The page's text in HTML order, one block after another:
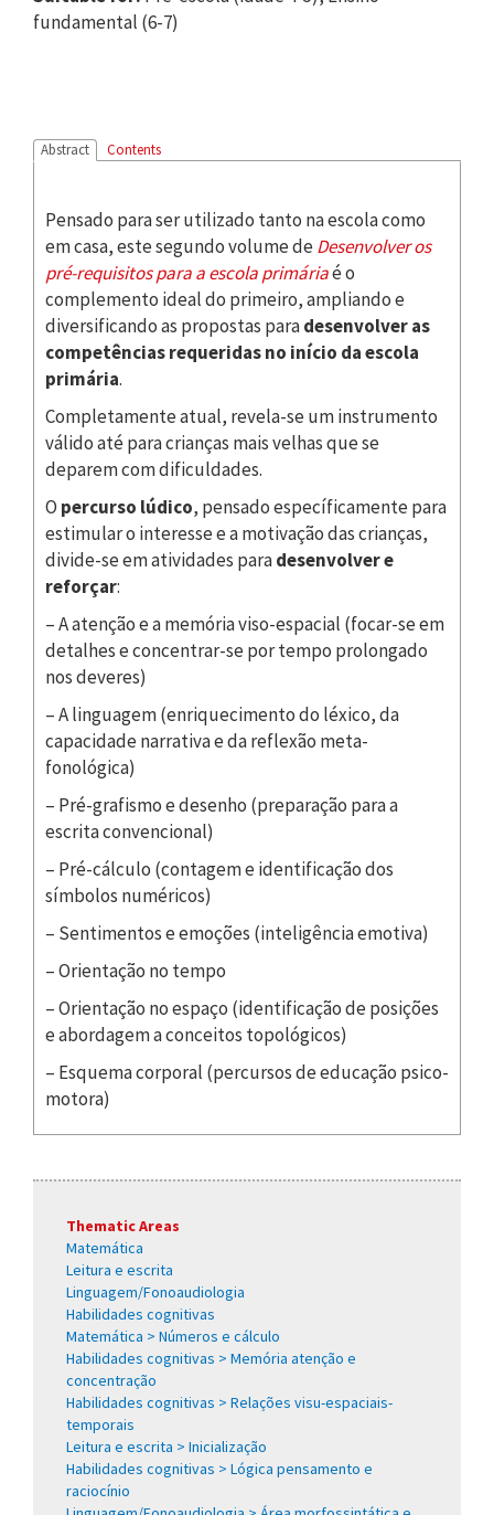
fundamental (6-7)
Abstract Contents
Pensado para ser utilizado tanto na escola como
em casa, este segundo volume deDesenvolver os
pré-requisitos para a escola primáriaé o
complemento ideal do primeiro, ampliando e
diversificando as propostas paradesenvolver as
competências requeridas no início da escola
primária.
Completamente atual, revela-se um instrumento
válido até para crianças mais velhas que se
deparem com dificuldades.
O percurso lúdico, pensado específicamente para
estimular o interesse e a motivação das crianças,
divide-se em atividades paradesenvolver e
reforçar:
– A atenção e a memória viso-espacial (focar-se em
detalhes e concentrar-se por tempo prolongado
nos deveres)
– A linguagem (enriquecimento do léxico, da
capacidade narrativa e da reflexão meta-
fonológica)
– Pré-grafismo e desenho (preparação para a
escrita convencional)
– Pré-cálculo (contagem e identificação dos
símbolos numéricos)
– Sentimentos e emoções (inteligência emotiva)
– Orientação no tempo
– Orientação no espaço (identificação de posições
e abordagem a conceitos topológicos)
– Esquema corporal (percursos de educação psico-
motora)
Thematic Areas
Matemática
Leitura e escrita
Linguagem/Fonoaudiologia
Habilidades cognitivas
Matemática > Números e cálculo
Habilidades cognitivas > Memória atenção e
concentração
Habilidades cognitivas > Relações visu-espaciais-
temporais
Leitura e escrita > Inicialização
Habilidades cognitivas > Lógica pensamento e
raciocínio